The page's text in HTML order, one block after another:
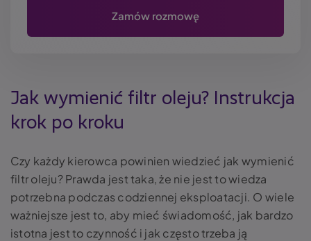
Jak wymienić filtr oleju? Instrukcja
krok po kroku
Czy każdy kierowca powinien wiedzieć jak wymienić
filtr oleju? Prawda jest taka, że nie jest to wiedza
potrzebna podczas codziennej eksploatacji. O wiele
ważniejsze jest to, aby mieć świadomość, jak bardzo
istotna jest to czynność i jak często trzeba ją